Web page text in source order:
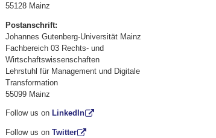
55128 Mainz
Postanschrift:
Johannes Gutenberg-Universität Mainz
Fachbereich 03 Rechts- und
Wirtschaftswissenschaften
Lehrstuhl für Management und Digitale
Transformation
55099 Mainz
Follow us on LinkedIn
Follow us on Twitter